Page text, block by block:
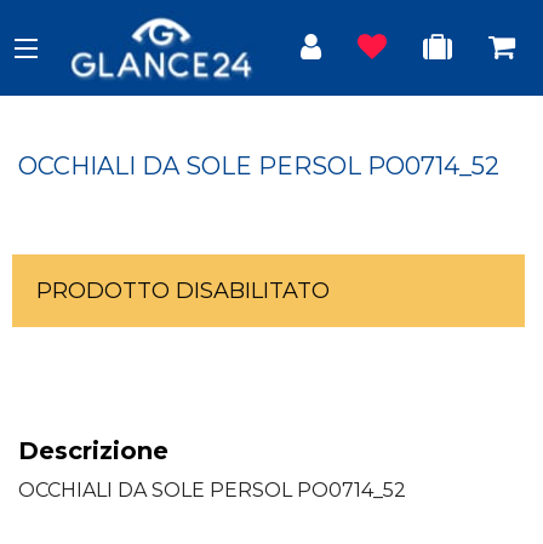
OCCHIALI DA SOLE PERSOL PO0714_52
PRODOTTO DISABILITATO
Descrizione
OCCHIALI DA SOLE PERSOL PO0714_52